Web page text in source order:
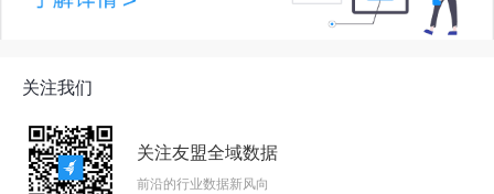
关注我们
关注友盟全域数据
前沿的行业数据新风向